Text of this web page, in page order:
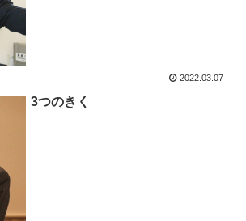
2022.03.07
3つのきく